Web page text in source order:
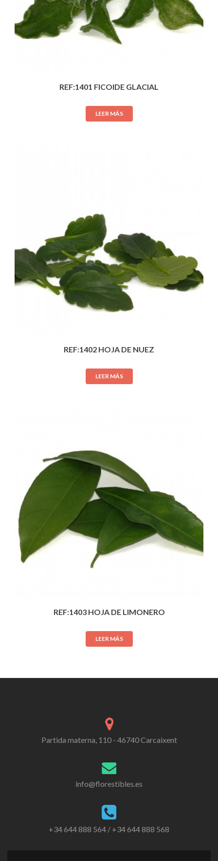
REF:1401 FICOIDE GLACIAL
LEER MÁS
REF:1402 HOJA DE NUEZ
LEER MÁS
REF:1403 HOJA DE LIMONERO
LEER MÁS
Partida materna, 110 - 46740 Carcaixent
info@florestibles.es
+34 644 888 564 / +34 644 888 568